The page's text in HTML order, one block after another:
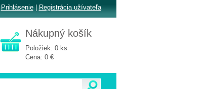
Nákupný košík
Položiek: 0 ks
Cena: 0 €
Prihlásenie| Registrácia užívateľa